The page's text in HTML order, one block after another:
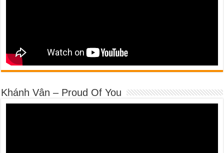
Khánh Vân – Proud Of You